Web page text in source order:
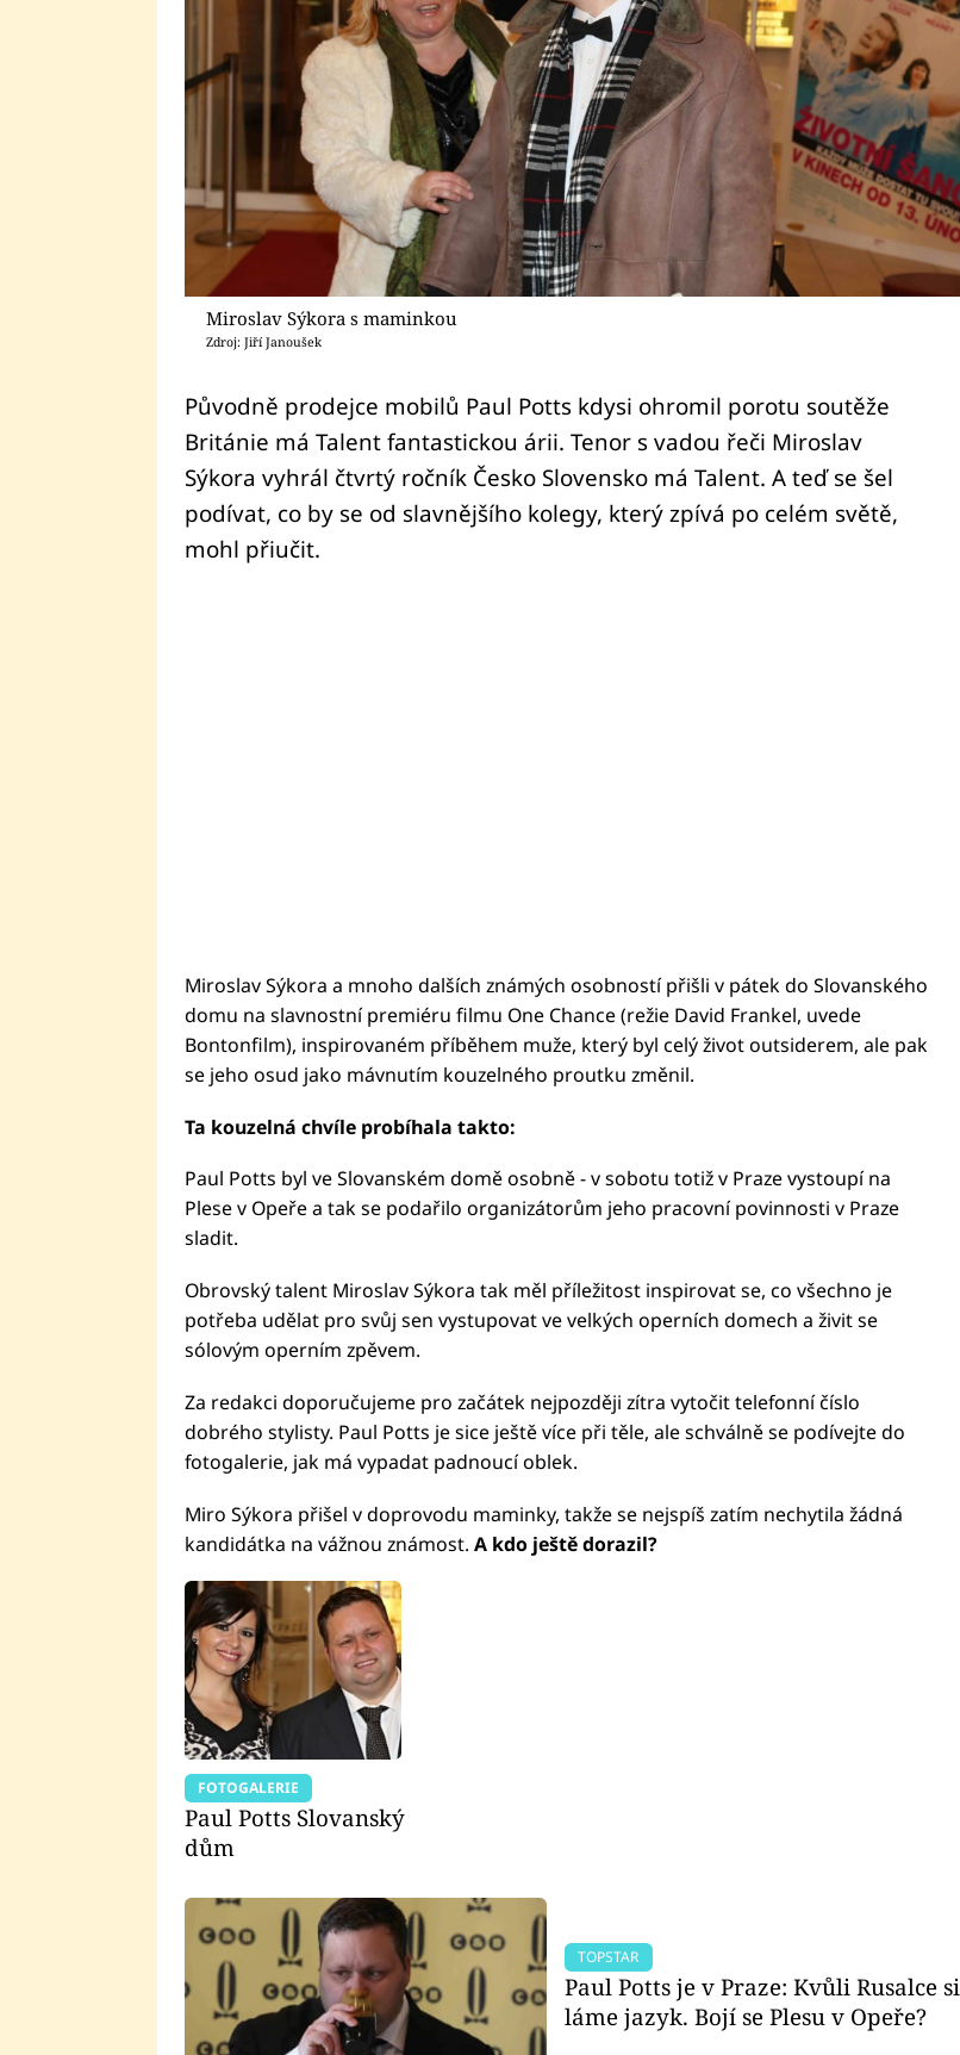
Miroslav Sýkora s maminkou
Zdroj: Jiří Janoušek
Původně prodejce mobilů Paul Potts kdysi ohromil porotu soutěže
Británie má Talent fantastickou árii. Tenor s vadou řeči Miroslav
Sýkora vyhrál čtvrtý ročník Česko Slovensko má Talent. A teď se šel
podívat, co by se od slavnějšího kolegy, který zpívá po celém světě,
mohl přiučit.
Miroslav Sýkora a mnoho dalších známých osobností přišli v pátek do Slovanského
domu na slavnostní premiéru filmu One Chance (režie David Frankel, uvede
Bontonfilm), inspirovaném příběhem muže, který byl celý život outsiderem, ale pak
se jeho osud jako mávnutím kouzelného proutku změnil.
Ta kouzelná chvíle probíhala takto:
Paul Potts byl ve Slovanském domě osobně - v sobotu totiž v Praze vystoupí na
Plese v Opeře a tak se podařilo organizátorům jeho pracovní povinnosti v Praze
sladit.
Obrovský talent Miroslav Sýkora tak měl příležitost inspirovat se, co všechno je
potřeba udělat pro svůj sen vystupovat ve velkých operních domech a živit se
sólovým operním zpěvem.
Za redakci doporučujeme pro začátek nejpozději zítra vytočit telefonní číslo
dobrého stylisty. Paul Potts je sice ještě více při těle, ale schválně se podívejte do
fotogalerie, jak má vypadat padnoucí oblek.
Miro Sýkora přišel v doprovodu maminky, takže se nejspíš zatím nechytila žádná
kandidátka na vážnou známost. A kdo ještě dorazil?
FOTOGALERIE
Paul Potts Slovanský
dům
TOPSTAR
Paul Potts je v Praze: Kvůli Rusalce si
láme jazyk. Bojí se Plesu v Opeře?